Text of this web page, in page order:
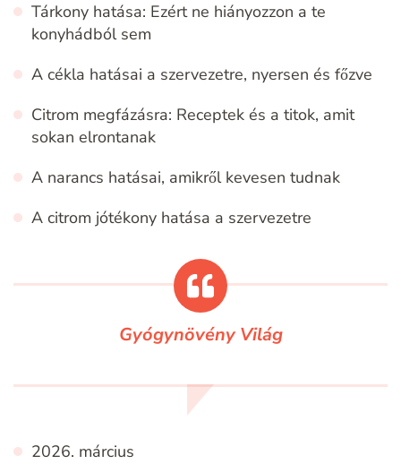
Tárkony hatása: Ezért ne hiányozzon a te
konyhádból sem
A cékla hatásai a szervezetre, nyersen és főzve
Citrom megfázásra: Receptek és a titok, amit
sokan elrontanak
A narancs hatásai, amikről kevesen tudnak
A citrom jótékony hatása a szervezetre
Gyógynövény Világ
2026. március